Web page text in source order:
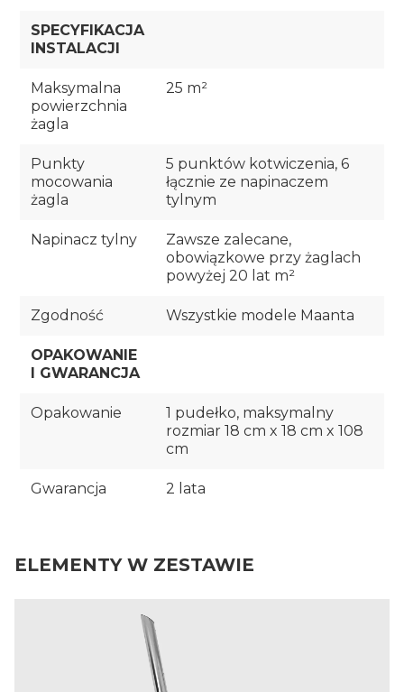
SPECYFIKACJA
INSTALACJI
Maksymalna
powierzchnia
żagla
25 m²
Punkty
mocowania
żagla
5 punktów kotwiczenia, 6
łącznie ze napinaczem
tylnym
Napinacz tylny
Zawsze zalecane,
obowiązkowe przy żaglach
powyżej 20 lat m²
Zgodność Wszystkie modele Maanta
OPAKOWANIE
I GWARANCJA
Opakowanie
1 pudełko, maksymalny
rozmiar 18 cm x 18 cm x 108
cm
Gwarancja 2 lata
ELEMENTY W ZESTAWIE